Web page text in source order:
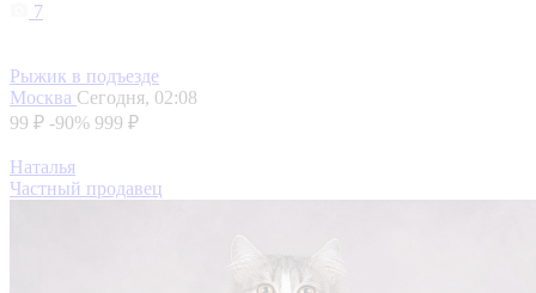
7
Рыжик в подъезде
Москва Сегодня, 02:08
99 ₽ -90% 999 ₽
Наталья
Частный продавец